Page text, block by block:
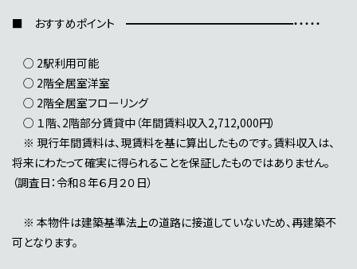
■ おすすめポイント ━━━━━━━━━━━━━━━・・・・・
○ 2駅利用可能
○ 2階全居室洋室
○ 2階全居室フローリング
○ １階、2階部分賃貸中（年間賃料収入2,712,000円）
※ 現行年間賃料は、現賃料を基に算出したものです。賃料収入は、
将来にわたって確実に得られることを保証したものではありません。
（調査日：令和８年６月２０日）
※ 本物件は建築基準法上の道路に接道していないため、再建築不
可となります。